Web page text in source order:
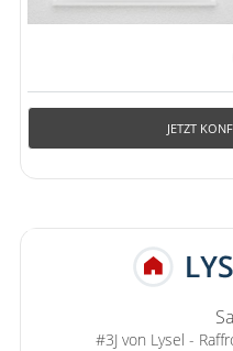
JETZT
#3J von Lysel -